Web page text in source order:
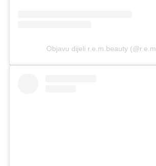
Objavu dijeli r.e.m.beauty